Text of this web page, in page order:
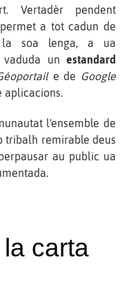
Vertadèr pendent
permet a tot cadun de
la soa lenga, a ua
un estandard
e de Google
l'ensemble de
tribalh remirable deus
au public ua
carta